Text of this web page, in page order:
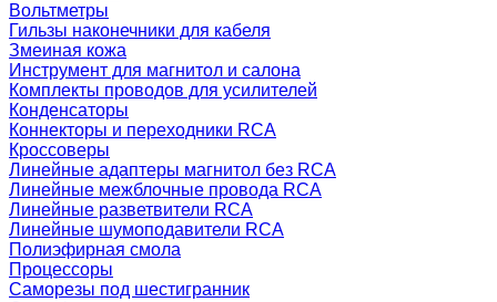
Вольтметры
Гильзы наконечники для кабеля
Змеиная кожа
Инструмент для магнитол и салона
Комплекты проводов для усилителей
Конденсаторы
Коннекторы и переходники RCA
Кроссоверы
Линейные адаптеры магнитол без RCA
Линейные межблочные провода RCA
Линейные разветвители RCA
Линейные шумоподавители RCA
Полиэфирная смола
Процессоры
Саморезы под шестигранник